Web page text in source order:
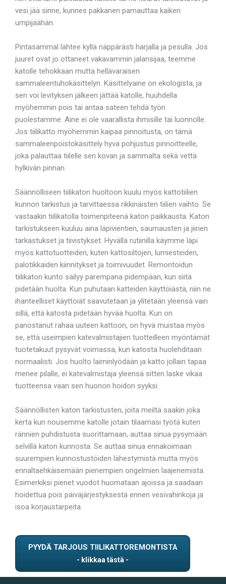
vesi jää sinne, kunnes pakkanen pamauttaa kaiken
umpijäähän.
Pintasammal lähtee kyllä näppärästi harjalla ja pesulla. Jos
juuret ovat jo ottaneet vakavammin jalansijaa, teemme
katolle tehokkaan mutta hellävaraisen
sammaleentuhokäsittelyn. Käsittelyaine on ekologista, ja
sen voi levityksen jälkeen jättää katolle, huuhdella
myöhemmin pois tai antaa sateen tehdä työn
puolestamme. Aine ei ole vaarallista ihmisille tai luonnolle.
Jos tiilikatto myöhemmin kaipaa pinnoitusta, on tämä
sammaleenpoistokäsittely hyvä pohjustus pinnoitteelle,
joka palauttaa tiilelle sen kovan ja sammalta sekä vettä
hylkivän pinnan.
Säännölliseen tiilikaton huoltoon kuulu myös kattotiilien
kunnon tarkistus ja tarvittaessa rikkinäisten tiilien vaihto. Se
vastaakin tiilikatolla toimenpiteenä katon paikkausta. Katon
tarkistukseen kuuluu aina läpivientien, saumausten ja jiirien
tarkastukset ja tiivistykset. Hyvällä rutiinilla käymme läpi
myös kattotuotteiden, kuten kattosiltojen, lumiesteiden,
palotikkaiden kiinnitykset ja toimivuudet. Remontoidun
tiilikaton kunto säilyy parempana pidempään, kun siitä
pidetään huolta. Kun puhutaan katteiden käyttöiästä, niin ne
ihanteelliset käyttöiät saavutetaan ja ylitetään yleensä vain
sillä, että katosta pidetään hyvää huolta. Kun on
panostanut rahaa uuteen kattoon, on hyvä muistaa myös
se, että useimpien katevalmistajien tuotteilleen myöntämät
tuotetakuut pysyvät voimassa, kun katosta huolehditaan
normaalisti. Jos huolto laiminlyödään ja katto jollain tapaa
menee pilalle, ei katevalmistaja yleensä sitten laske vikaa
tuotteensa vaan sen huonon hoidon syyksi.
Säännöllisten katon tarkistusten, joita meiltä saakin joka
kerta kun nousemme katolle jotain tilaamasi työtä kuten
rännien puhdistusta suorittamaan, auttaa sinua pysymään
selvillä katon kunnosta. Se auttaa sinua ennakoimaan
suurempien kunnostustöiden lähestymistä mutta myös
ennaltaehkäisemään pienempien ongelmien laajenemista.
Esimerkiksi pienet vuodot huomataan ajoissa ja saadaan
hoidettua pois päiväjärjestyksestä ennen vesivahinkoja ja
isoa korjaustarpeita.
PYYDÄ TARJOUS TIILIKATTOREMONTISTA